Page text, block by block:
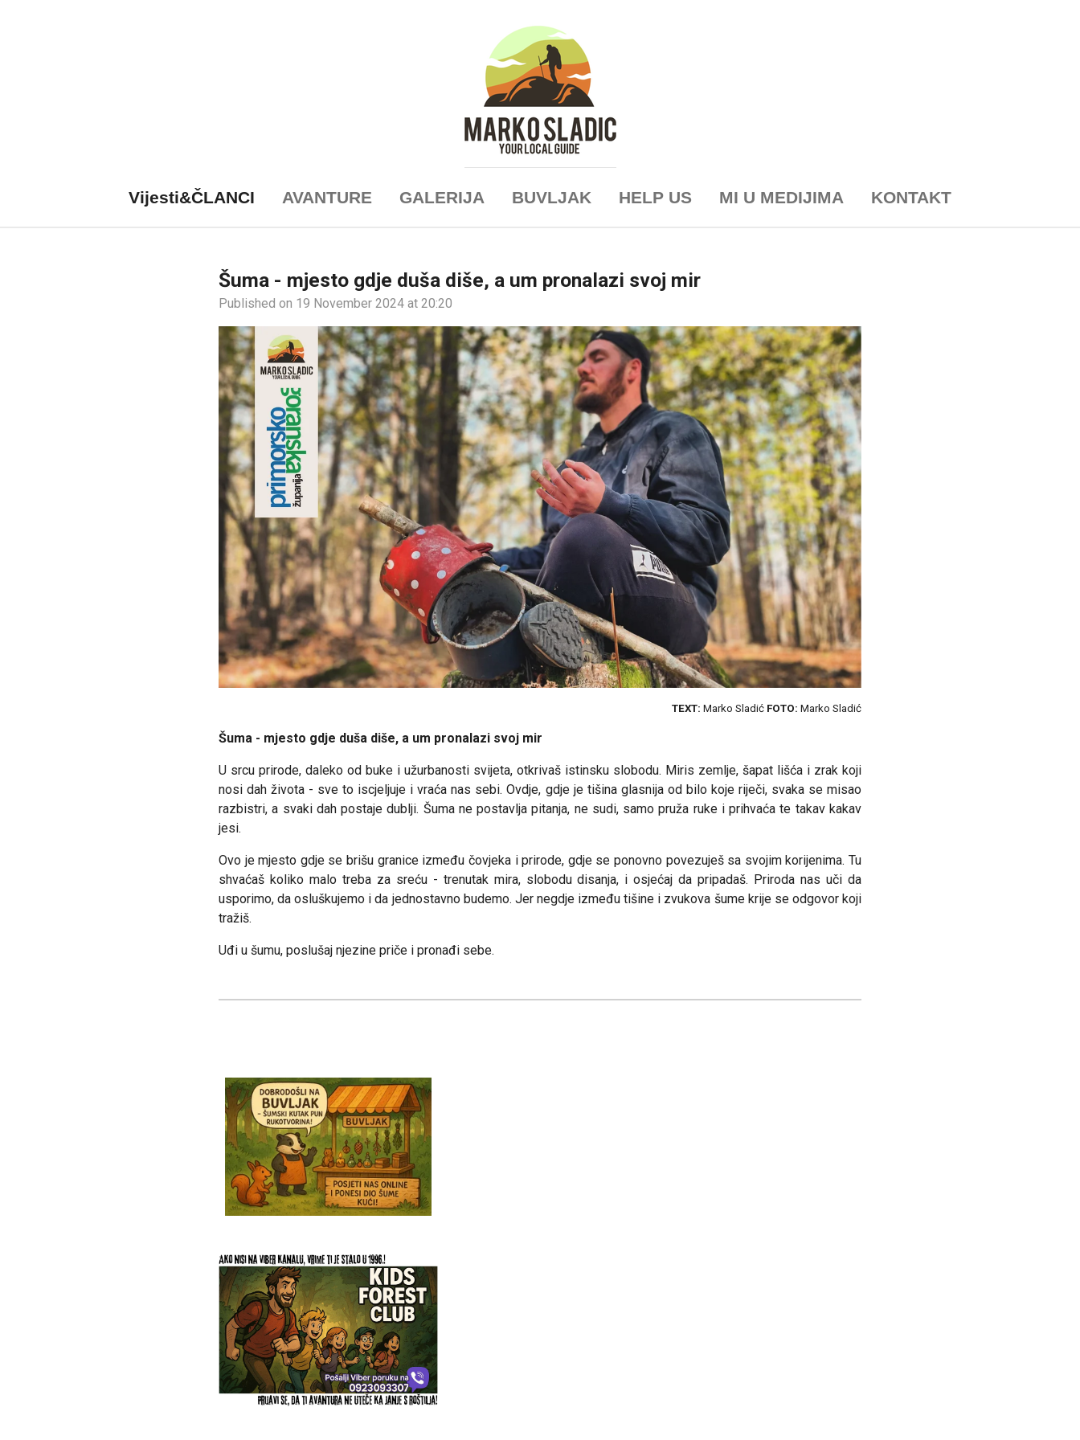
Vijesti&ČLANCI AVANTURE GALERIJA BUVLJAK HELP US MI U MEDIJIMA KONTAKT
Šuma - mjesto gdje duša diše, a um pronalazi svoj mir
Published on 19 November 2024 at 20:20
TEXT: Marko Sladić FOTO: Marko Sladić
Šuma - mjesto gdje duša diše, a um pronalazi svoj mir
U srcu prirode, daleko od buke i užurbanosti svijeta, otkrivaš istinsku slobodu. Miris zemlje, šapat lišća i zrak koji
nosi dah života - sve to iscjeljuje i vraća nas sebi. Ovdje, gdje je tišina glasnija od bilo koje riječi, svaka se misao
razbistri, a svaki dah postaje dublji. Šuma ne postavlja pitanja, ne sudi, samo pruža ruke i prihvaća te takav kakav
jesi.
Ovo je mjesto gdje se brišu granice između čovjeka i prirode, gdje se ponovno povezuješ sa svojim korijenima. Tu
shvaćaš koliko malo treba za sreću - trenutak mira, slobodu disanja, i osjećaj da pripadaš. Priroda nas uči da
usporimo, da osluškujemo i da jednostavno budemo. Jer negdje između tišine i zvukova šume krije se odgovor koji
tražiš.
Uđi u šumu, poslušaj njezine priče i pronađi sebe.